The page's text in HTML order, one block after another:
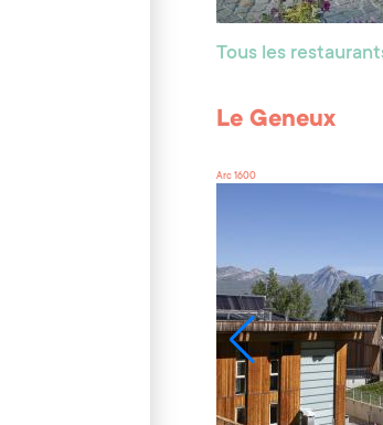
Tous les
Le Geneux
Arc 1600